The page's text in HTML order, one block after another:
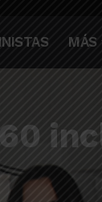
MÁS